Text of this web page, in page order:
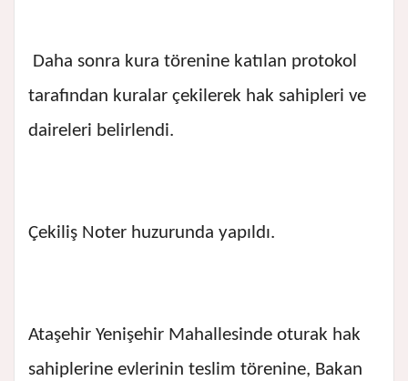
Daha sonra kura törenine katılan protokol
tarafından kuralar çekilerek hak sahipleri ve
daireleri belirlendi.
Çekiliş Noter huzurunda yapıldı.
Ataşehir Yenişehir Mahallesinde oturak hak
sahiplerine evlerinin teslim törenine, Bakan